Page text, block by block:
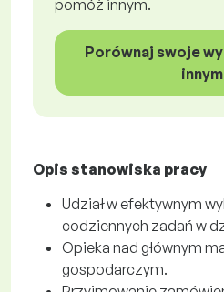
pomóż innym.
Porównaj swoje
Opis stanowiska pracy
Udział w efektywnym
codziennych zadań w
Opieka nad głównym
gospodarczym.